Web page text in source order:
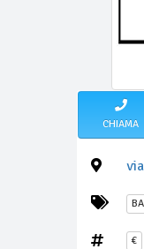
CHIAMA
€